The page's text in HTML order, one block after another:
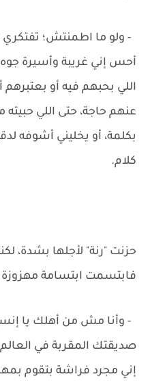
- ولو ما اطمنتش؛ تفتكري
أحس إني غريبة وأسيرة
اللي بحبهم فيه أو
عنهم حاجة، حتى اللي
بكلمة، أو يخليني أشوفه
كلام.
حزنت "رنة" لأجلها بشدة،
فابتسمت ابتسامة مهزوزة
- وأنا مش من أهلك يا
صديقتك المقربة في
إني مجرد فراشة بتقوم